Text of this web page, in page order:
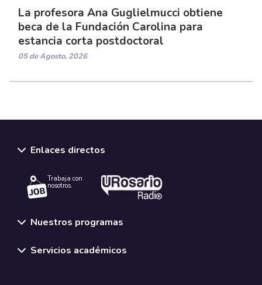
La profesora Ana Guglielmucci obtiene
beca de la Fundación Carolina para
estancia corta postdoctoral
05 de Agosto, 2026
Enlaces directos
Trabaja con
nosotros.
Nuestros programas
Servicios académicos